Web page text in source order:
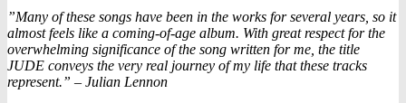
”Many of these songs have been in the works for several years, so it
almost feels like a coming-of-age album. With great respect for the
overwhelming significance of the song written for me, the title
JUDE conveys the very real journey of my life that these tracks
represent.” – Julian Lennon